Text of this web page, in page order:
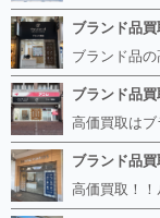
ブランド品
ブランド品
ブランド品